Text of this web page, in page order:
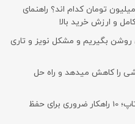
بهترین ساعت های هوشمند زیر ۵ میلیون تومان کدام اند؟ راهنمای
و ارزش خرید بالا
بگیریم و مشکل نویز و تاری
را کاهش میدهد و راه حل
آموزش جلوگیری از هک شدن لپ تاپ؛ 10 راهکار ضروری برای حفظ